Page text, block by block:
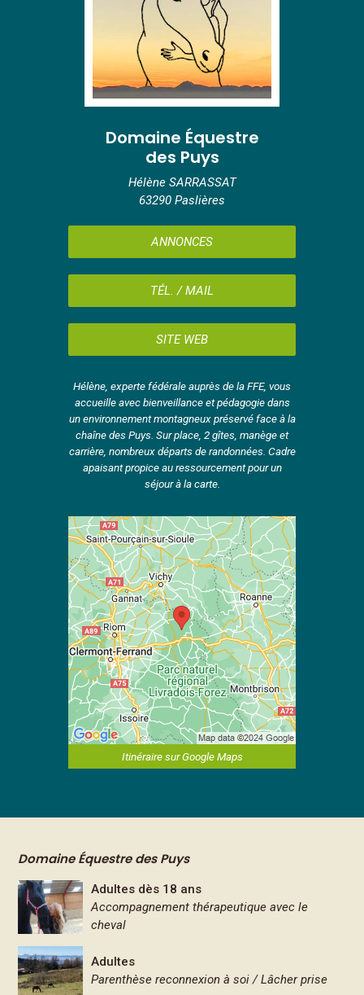
Domaine Équestre
des Puys
Hélène SARRASSAT
63290 Paslières
ANNONCES
TÉL. / MAIL
SITE WEB
Hélène, experte fédérale auprès de la FFE, vous
accueille avec bienveillance et pédagogie dans
un environnement montagneux préservé face à la
chaîne des Puys. Sur place, 2 gîtes, manège et
carrière, nombreux départs de randonnées. Cadre
apaisant propice au ressourcement pour un
séjour à la carte.
Itinéraire sur Google Maps
Domaine Équestre des Puys
Adultes dès 18 ans
Accompagnement thérapeutique avec le
cheval
Adultes
Parenthèse reconnexion à soi / Lâcher prise